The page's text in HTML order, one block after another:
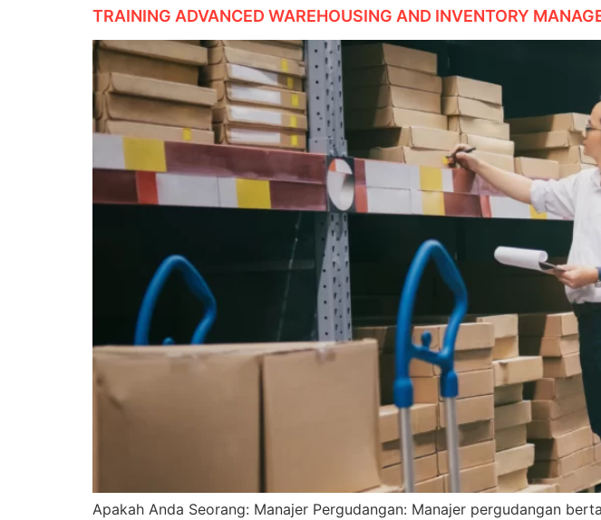
TRAINING ADVANCED WAREHOUSING AND INVENTORY
Apakah Anda Seorang: Manajer Pergudangan: Manajer pergudangan